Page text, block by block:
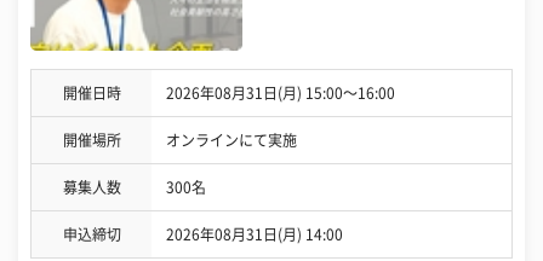
開催日時 2026年08月31日(月) 15:00〜16:00
開催場所 オンラインにて実施
募集人数 300名
申込締切 2026年08月31日(月) 14:00